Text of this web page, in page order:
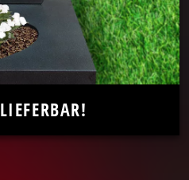
LIEFERBAR!